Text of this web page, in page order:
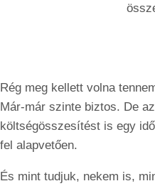
Rég meg kellett volna
Már-már szinte biztos. De
költségösszesítést is egy
fel alapvetően.
És mint tudjuk, nekem is,